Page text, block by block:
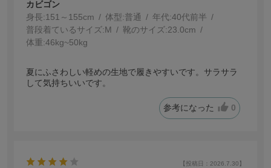
カビゴン
身長:151～155cm 体型:普通 年代:40代前半
普段着ているサイズ:M 靴のサイズ:23.0cm
体重:46kg~50kg
夏にふさわしい軽めの生地で履きやすいです。サラサラ
して気持ちいいです。
参考になった 0
【投稿日：2026.7.30】